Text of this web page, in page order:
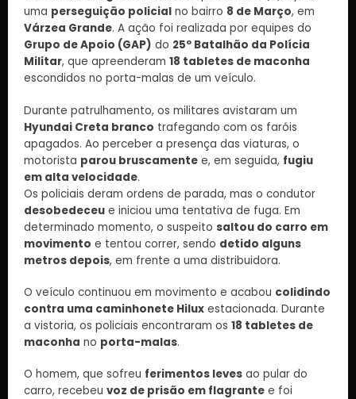
uma perseguição policial no bairro 8 de Março, em
Várzea Grande. A ação foi realizada por equipes do
Grupo de Apoio (GAP) do 25º Batalhão da Polícia
Militar, que apreenderam 18 tabletes de maconha
escondidos no porta-malas de um veículo.
Durante patrulhamento, os militares avistaram um
Hyundai Creta branco trafegando com os faróis
apagados. Ao perceber a presença das viaturas, o
motorista parou bruscamente e, em seguida, fugiu
em alta velocidade.
Os policiais deram ordens de parada, mas o condutor
desobedeceu e iniciou uma tentativa de fuga. Em
determinado momento, o suspeito saltou do carro em
movimento e tentou correr, sendo detido alguns
metros depois, em frente a uma distribuidora.
O veículo continuou em movimento e acabou colidindo
contra uma caminhonete Hilux estacionada. Durante
a vistoria, os policiais encontraram os 18 tabletes de
maconha no porta-malas.
O homem, que sofreu ferimentos leves ao pular do
carro, recebeu voz de prisão em flagrante e foi